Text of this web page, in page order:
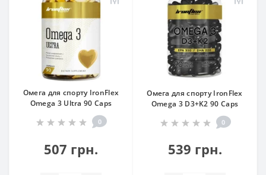
Омега для спорту IronFlex
Omega 3 Ultra 90 Caps
0
507 грн.
Омега для спорту IronFlex
Omega 3 D3+K2 90 Caps
0
539 грн.